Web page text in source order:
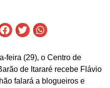
feira (29), o Centro de
de Itararé recebe Flávio
falará a blogueiros e